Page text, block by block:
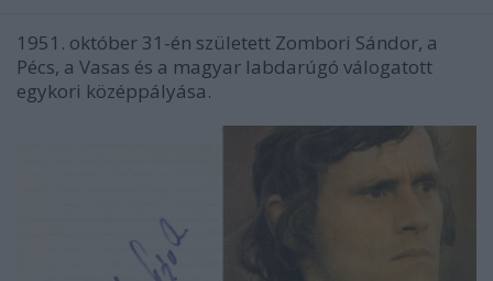
1951. október 31-én született Zombori Sándor, a
Pécs, a Vasas és a magyar labdarúgó válogatott
egykori középpályása.